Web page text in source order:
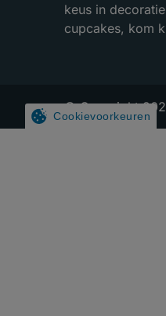
keus in
cupcakes, kom
© Copyright
Cookievoorkeuren